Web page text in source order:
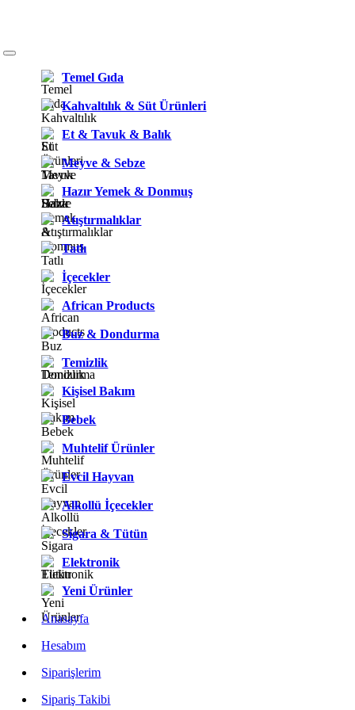
Temel Gıda
Kahvaltılık & Süt Ürünleri
Et & Tavuk & Balık
Meyve & Sebze
Hazır Yemek & Donmuş
Atıştırmalıklar
Tatlı
İçecekler
African Products
Buz & Dondurma
Temizlik
Kişisel Bakım
Bebek
Muhtelif Ürünler
Evcil Hayvan
Alkollü İçecekler
Sigara & Tütün
Elektronik
Yeni Ürünler
Anasayfa
Hesabım
Siparişlerim
Sipariş Takibi